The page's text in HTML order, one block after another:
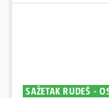
SAŽETAK RUDEŠ -